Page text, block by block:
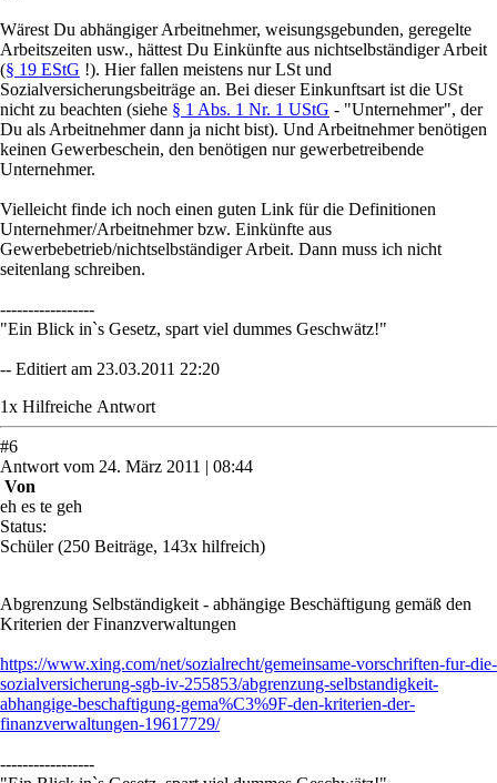
Wärest Du abhängiger Arbeitnehmer, weisungsgebunden, geregelte
Arbeitszeiten usw., hättest Du Einkünfte aus nichtselbständiger Arbeit
(§ 19 EStG !). Hier fallen meistens nur LSt und
Sozialversicherungsbeiträge an. Bei dieser Einkunftsart ist die USt
nicht zu beachten (siehe § 1 Abs. 1 Nr. 1 UStG - "Unternehmer", der
Du als Arbeitnehmer dann ja nicht bist). Und Arbeitnehmer benötigen
keinen Gewerbeschein, den benötigen nur gewerbetreibende
Unternehmer.
Vielleicht finde ich noch einen guten Link für die Definitionen
Unternehmer/Arbeitnehmer bzw. Einkünfte aus
Gewerbebetrieb/nichtselbständiger Arbeit. Dann muss ich nicht
seitenlang schreiben.
-----------------
"Ein Blick in`s Gesetz, spart viel dummes Geschwätz!"
-- Editiert am 23.03.2011 22:20
1x Hilfreiche Antwort
#6
Antwort vom 24. März 2011 | 08:44
Von
eh es te geh
Status:
Schüler (250 Beiträge, 143x hilfreich)
Abgrenzung Selbständigkeit - abhängige Beschäftigung gemäß den
Kriterien der Finanzverwaltungen
https://www.xing.com/net/sozialrecht/gemeinsame-vorschriften-fur-die-
sozialversicherung-sgb-iv-255853/abgrenzung-selbstandigkeit-
abhangige-beschaftigung-gema%C3%9F-den-kriterien-der-
finanzverwaltungen-19617729/
-----------------